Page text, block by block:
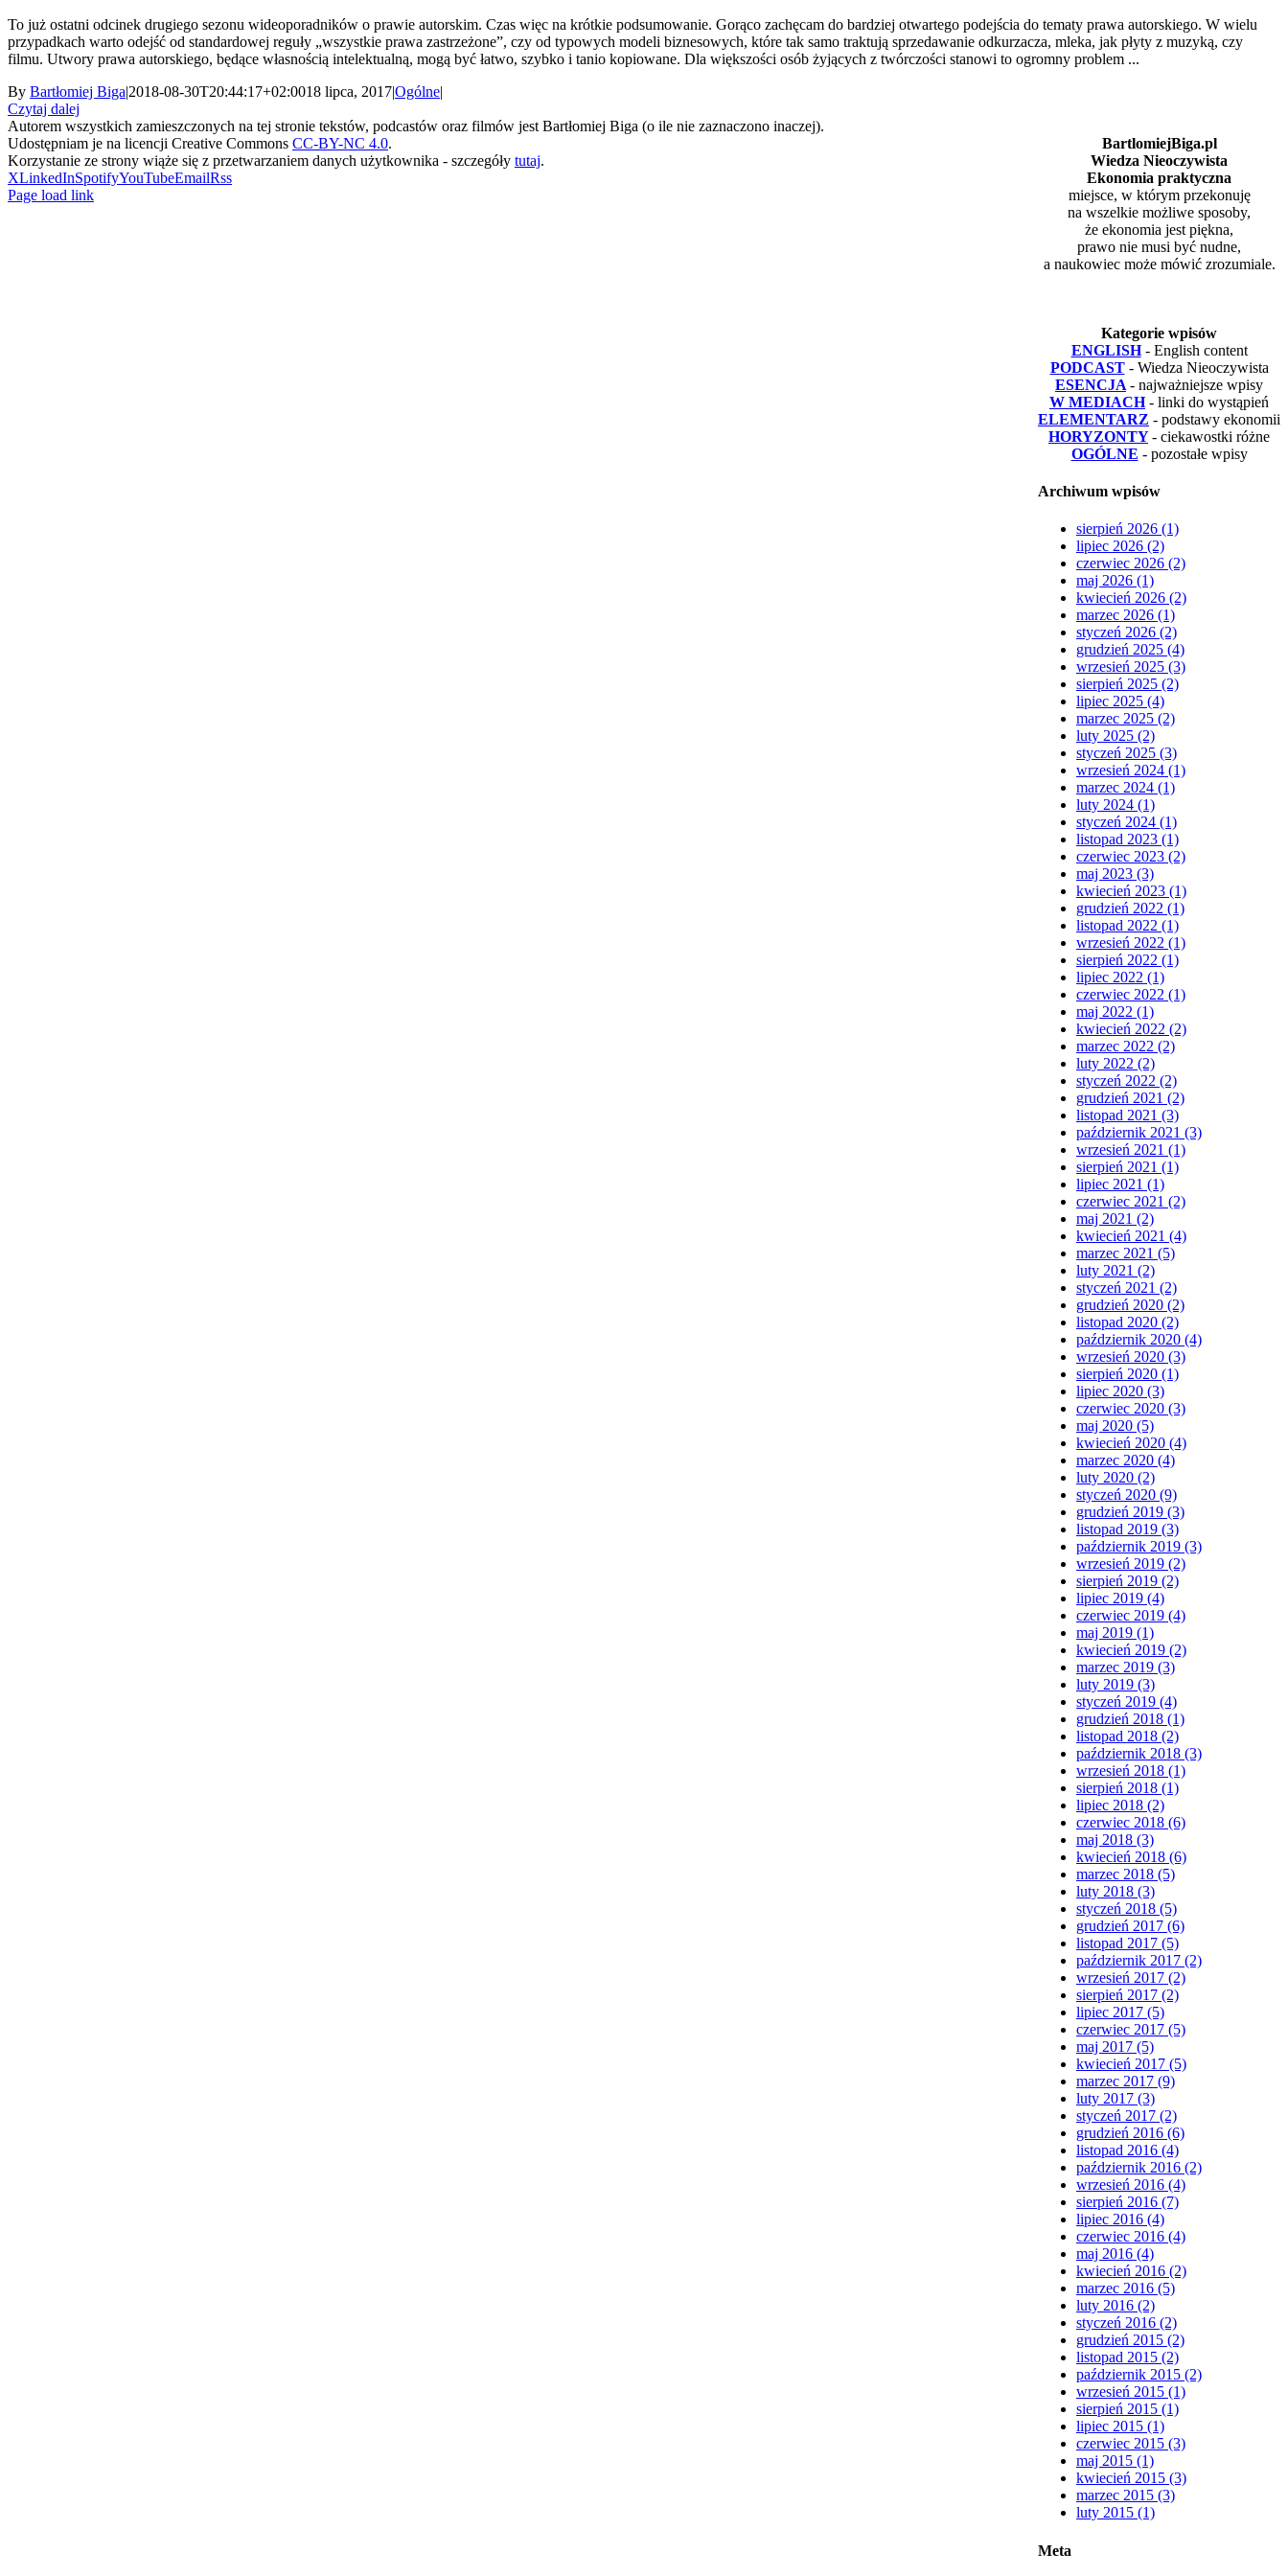
To już ostatni odcinek drugiego sezonu wideoporadników o prawie autorskim. Czas więc na krótkie podsumowanie. Gorąco zachęcam do bardziej otwartego podejścia do tematy prawa autorskiego. W wielu
przypadkach warto odejść od standardowej reguły „wszystkie prawa zastrzeżone”, czy od typowych modeli biznesowych, które tak samo traktują sprzedawanie odkurzacza, mleka, jak płyty z muzyką, czy
filmu. Utwory prawa autorskiego, będące własnością intelektualną, mogą być łatwo, szybko i tanio kopiowane. Dla większości osób żyjących z twórczości stanowi to ogromny problem ...
By Bartłomiej Biga|2018-08-30T20:44:17+02:0018 lipca, 2017|Ogólne|
Czytaj dalej
BartlomiejBiga.pl
Wiedza Nieoczywista
Ekonomia praktyczna
miejsce, w którym przekonuję
na wszelkie możliwe sposoby,
że ekonomia jest piękna,
prawo nie musi być nudne,
a naukowiec może mówić zrozumiale.
Kategorie wpisów
ENGLISH - English content
PODCAST - Wiedza Nieoczywista
ESENCJA - najważniejsze wpisy
W MEDIACH - linki do wystąpień
ELEMENTARZ - podstawy ekonomii
HORYZONTY - ciekawostki różne
OGÓLNE - pozostałe wpisy
Archiwum wpisów
sierpień 2026 (1)
lipiec 2026 (2)
czerwiec 2026 (2)
maj 2026 (1)
kwiecień 2026 (2)
marzec 2026 (1)
styczeń 2026 (2)
grudzień 2025 (4)
wrzesień 2025 (3)
sierpień 2025 (2)
lipiec 2025 (4)
marzec 2025 (2)
luty 2025 (2)
styczeń 2025 (3)
wrzesień 2024 (1)
marzec 2024 (1)
luty 2024 (1)
styczeń 2024 (1)
listopad 2023 (1)
czerwiec 2023 (2)
maj 2023 (3)
kwiecień 2023 (1)
grudzień 2022 (1)
listopad 2022 (1)
wrzesień 2022 (1)
sierpień 2022 (1)
lipiec 2022 (1)
czerwiec 2022 (1)
maj 2022 (1)
kwiecień 2022 (2)
marzec 2022 (2)
luty 2022 (2)
styczeń 2022 (2)
grudzień 2021 (2)
listopad 2021 (3)
październik 2021 (3)
wrzesień 2021 (1)
sierpień 2021 (1)
lipiec 2021 (1)
czerwiec 2021 (2)
maj 2021 (2)
kwiecień 2021 (4)
marzec 2021 (5)
luty 2021 (2)
styczeń 2021 (2)
grudzień 2020 (2)
listopad 2020 (2)
październik 2020 (4)
wrzesień 2020 (3)
sierpień 2020 (1)
lipiec 2020 (3)
czerwiec 2020 (3)
maj 2020 (5)
kwiecień 2020 (4)
marzec 2020 (4)
luty 2020 (2)
styczeń 2020 (9)
grudzień 2019 (3)
listopad 2019 (3)
październik 2019 (3)
wrzesień 2019 (2)
sierpień 2019 (2)
lipiec 2019 (4)
czerwiec 2019 (4)
maj 2019 (1)
kwiecień 2019 (2)
marzec 2019 (3)
luty 2019 (3)
styczeń 2019 (4)
grudzień 2018 (1)
listopad 2018 (2)
październik 2018 (3)
wrzesień 2018 (1)
sierpień 2018 (1)
lipiec 2018 (2)
czerwiec 2018 (6)
maj 2018 (3)
kwiecień 2018 (6)
marzec 2018 (5)
luty 2018 (3)
styczeń 2018 (5)
grudzień 2017 (6)
listopad 2017 (5)
październik 2017 (2)
wrzesień 2017 (2)
sierpień 2017 (2)
lipiec 2017 (5)
czerwiec 2017 (5)
maj 2017 (5)
kwiecień 2017 (5)
marzec 2017 (9)
luty 2017 (3)
styczeń 2017 (2)
grudzień 2016 (6)
listopad 2016 (4)
październik 2016 (2)
wrzesień 2016 (4)
sierpień 2016 (7)
lipiec 2016 (4)
czerwiec 2016 (4)
maj 2016 (4)
kwiecień 2016 (2)
marzec 2016 (5)
luty 2016 (2)
styczeń 2016 (2)
grudzień 2015 (2)
listopad 2015 (2)
październik 2015 (2)
wrzesień 2015 (1)
sierpień 2015 (1)
lipiec 2015 (1)
czerwiec 2015 (3)
maj 2015 (1)
kwiecień 2015 (3)
marzec 2015 (3)
luty 2015 (1)
Meta
Autorem wszystkich zamieszczonych na tej stronie tekstów, podcastów oraz filmów jest Bartłomiej Biga (o ile nie zaznaczono inaczej).
Udostępniam je na licencji Creative Commons CC-BY-NC 4.0.
Korzystanie ze strony wiąże się z przetwarzaniem danych użytkownika - szczegóły tutaj.
XLinkedInSpotifyYouTubeEmailRss
Page load link